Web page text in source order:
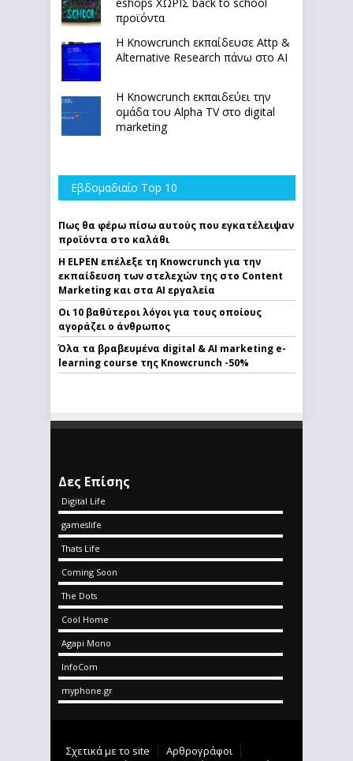
προϊόντα
Η Knowcrunch εκπαίδευσε Attp &
Alternative Research πάνω στο ΑΙ
Η Knowcrunch εκπαιδεύει την
ομάδα του Alpha TV στο digital
marketing
Εβδομαδιαίο Top 10
Πως θα φέρω πίσω αυτούς που εγκατέλειψαν
προϊόντα στο καλάθι
Η ELPEN επέλεξε τη Knowcrunch για την
εκπαίδευση των στελεχών της στο Content
Marketing και στα AI εργαλεία
Οι 10 βαθύτεροι λόγοι για τους οποίους
αγοράζει ο άνθρωπος
Όλα τα βραβευμένα digital & AI marketing e-
learning course της Knowcrunch -50%
Δες Επίσης
Digital Life
gameslife
Thats Life
Coming Soon
The Dots
Cool Home
Agapi Mono
InfoCom
myphone.gr
Σχετικά με το site
Αρθρογράφοι